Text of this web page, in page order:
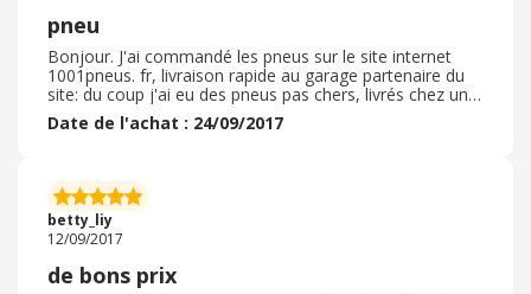
pneu
Bonjour. J'ai commandé les pneus sur le site internet
1001pneus. fr, livraison rapide au garage partenaire du
site: du coup j'ai eu des pneus pas chers, livrés chez une
casse auto que je connais bien, près de chez moi et pas
chère: le top!
Date de l'achat : 24/09/2017
betty_liy
12/09/2017
de bons prix